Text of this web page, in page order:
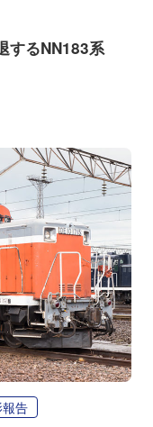
するNN183系
告